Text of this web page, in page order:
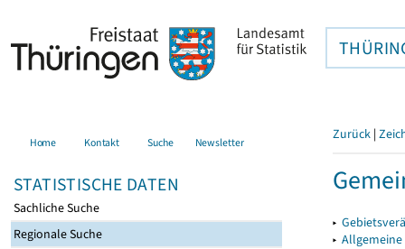
Home Kontakt Suche Newsletter
STATISTISCHE DATEN
Sachliche Suche
Regionale Suche
Zurück |
▸
▸